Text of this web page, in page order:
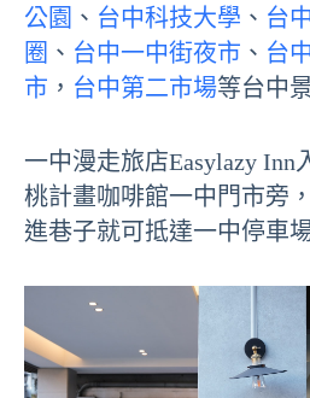
公園 、 台中科技大學 、 台
圈 、 台中一中街夜市 、 台
市 ， 台中第二市場等台中
一中漫走旅店Easylazy Inn
桃計畫咖啡館一中門市旁
進巷子就可抵達一中停車